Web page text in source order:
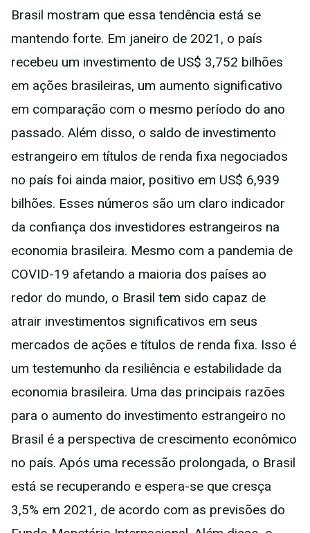
Brasil mostram que essa tendência está se
mantendo forte. Em janeiro de 2021, o país
recebeu um investimento de US$ 3,752 bilhões
em ações brasileiras, um aumento significativo
em comparação com o mesmo período do ano
passado. Além disso, o saldo de investimento
estrangeiro em títulos de renda fixa negociados
no país foi ainda maior, positivo em US$ 6,939
bilhões. Esses números são um claro indicador
da confiança dos investidores estrangeiros na
economia brasileira. Mesmo com a pandemia de
COVID-19 afetando a maioria dos países ao
redor do mundo, o Brasil tem sido capaz de
atrair investimentos significativos em seus
mercados de ações e títulos de renda fixa. Isso é
um testemunho da resiliência e estabilidade da
economia brasileira. Uma das principais razões
para o aumento do investimento estrangeiro no
Brasil é a perspectiva de crescimento econômico
no país. Após uma recessão prolongada, o Brasil
está se recuperando e espera-se que cresça
3,5% em 2021, de acordo com as previsões do